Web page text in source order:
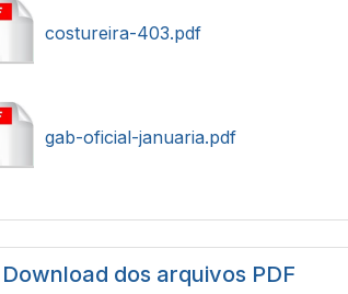
costureira-403.pdf
gab-oficial-januaria.pdf
Download dos arquivos PDF